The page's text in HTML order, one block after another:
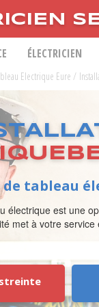
ÉLECTRICIEN
Electrique Eure /
tableau
électrique est une
met à votre